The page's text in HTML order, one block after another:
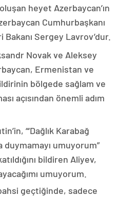
heyet Azerbaycan’ın
Cumhurbaşkanı
Bakanı Sergey Lavrov’dur.
Novak ve Aleksey
Ermenistan ve
bölgede sağlam ve
açısından önemli adım
“‘Dağlık Karabağ
umuyorum”
bildiren Aliyev,
umuyorum.
geçtiğinde, sadece